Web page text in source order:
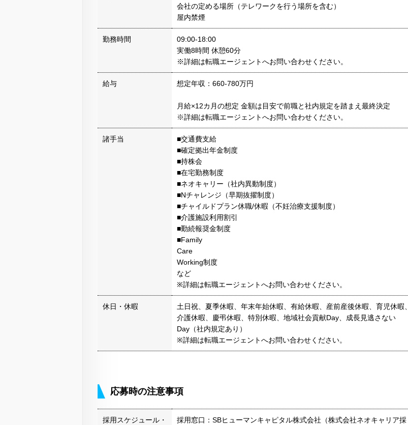
会社の定める場所（テレワークを行う場所を含む）
屋内禁煙
勤務時間
09:00-18:00
実働8時間 休憩60分
※詳細は転職エージェントへお問い合わせください。
給与 想定年収：660-780万円
月給×12カ月の想定 金額は目安で前職と社内規定を踏まえ最終決定
※詳細は転職エージェントへお問い合わせください。
諸手当
■交通費支給
■確定拠出年金制度
■持株会
■在宅勤務制度
■ネオキャリー（社内異動制度）
■Nチャレンジ（早期抜擢制度）
■チャイルドプラン休職/休暇（不妊治療支援制度）
■介護施設利用割引
■勤続報奨金制度
■Family
Care
Working制度
など
※詳細は転職エージェントへお問い合わせください。
休日・休暇
土日祝、夏季休暇、年末年始休暇、有給休暇、産前産後休暇、育児休暇、
介護休暇、慶弔休暇、特別休暇、地域社会貢献Day、成長見逃さない
Day（社内規定あり）
※詳細は転職エージェントへお問い合わせください。
応募時の注意事項
採用スケジュール・
採用窓口：SBヒューマンキャピタル株式会社（株式会社ネオキャリア採